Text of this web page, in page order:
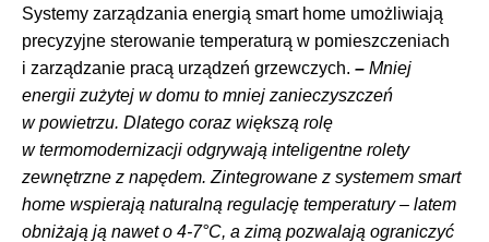
Systemy zarządzania energią smart home umożliwiają
precyzyjne sterowanie temperaturą w pomieszczeniach
i zarządzanie pracą urządzeń grzewczych. – Mniej
energii zużytej w domu to mniej zanieczyszczeń
w powietrzu. Dlatego coraz większą rolę
w termomodernizacji odgrywają inteligentne rolety
zewnętrzne z napędem. Zintegrowane z systemem smart
home wspierają naturalną regulację temperatury – latem
obniżają ją nawet o 4-7°C, a zimą pozwalają ograniczyć